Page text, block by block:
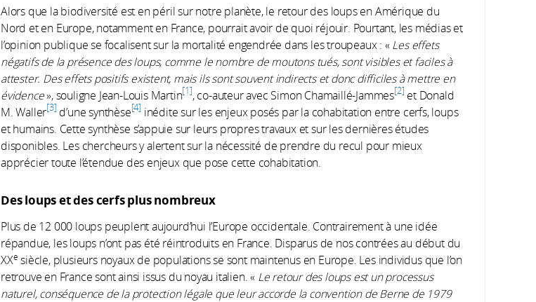
Alors que la biodiversité est en péril sur notre planète, le retour des loups en Amérique du
Nord et en Europe, notamment en France, pourrait avoir de quoi réjouir. Pourtant, les médias et
l’opinion publique se focalisent sur la mortalité engendrée dans les troupeaux : « Les effets
négatifs de la présence des loups, comme le nombre de moutons tués, sont visibles et faciles à
attester. Des effets positifs existent, mais ils sont souvent indirects et donc difficiles à mettre en
évidence», souligne Jean-Louis Martin 1 , co-auteur avec Simon Chamaillé-Jammes 2 et Donald
M. Waller 3 d’une synthèse 4 inédite sur les enjeux posés par la cohabitation entre cerfs, loups
et humains. Cette synthèse s’appuie sur leurs propres travaux et sur les dernières études
disponibles. Les chercheurs y alertent sur la nécessité de prendre du recul pour mieux
apprécier toute l’étendue des enjeux que pose cette cohabitation.
Des loups et des cerfs plus nombreux
Plus de 12 000 loups peuplent aujourd’hui l’Europe occidentale. Contrairement à une idée
répandue, les loups n’ont pas été réintroduits en France. Disparus de nos contrées au début du
XXe siècle, plusieurs noyaux de populations se sont maintenus en Europe. Les individus que l’on
retrouve en France sont ainsi issus du noyau italien. « Le retour des loups est un processus
naturel, conséquence de la protection légale que leur accorde la convention de Berne de 1979